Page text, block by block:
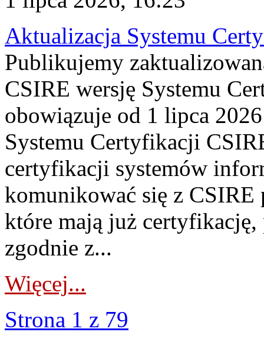
Aktualizacja Systemu
Publikujemy
CSIRE wersję Systemu
obowiązuje od 1 lipca
Systemu Certyfikacji
certyfikacji systemów
komunikować się z
które mają już
zgodnie z...
Więcej...
Strona 1 z 79